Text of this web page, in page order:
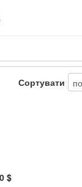
Сортувати
$